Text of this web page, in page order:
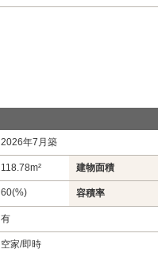
2026年7月築
118.78m² 建物面積
60(%) 容積率
有
空家/即時